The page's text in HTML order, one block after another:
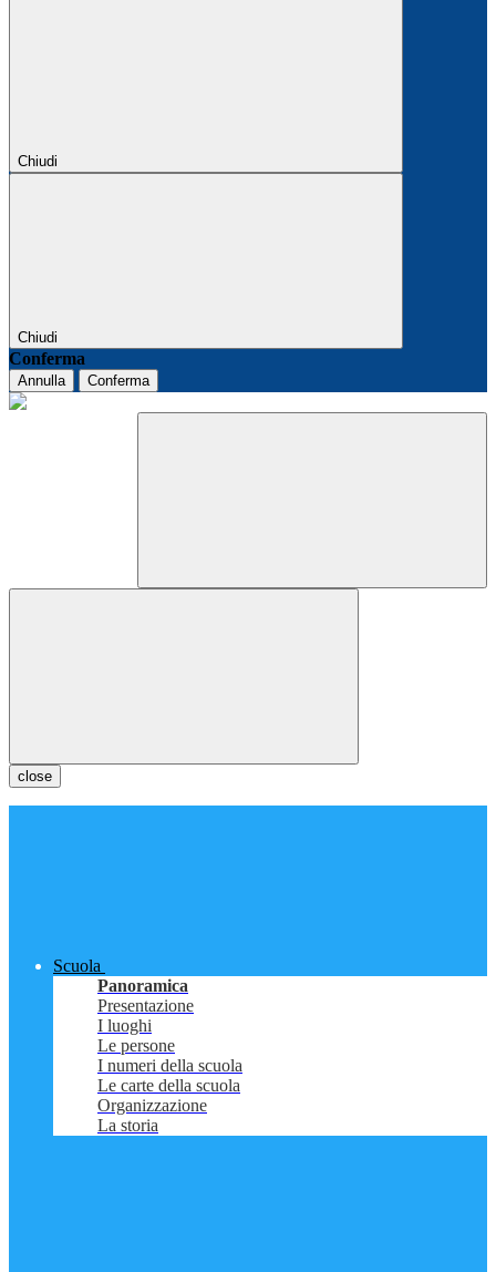
Chiudi
Chiudi
Conferma
Annulla Conferma
close
Scuola
Panoramica
Presentazione
I luoghi
Le persone
I numeri della scuola
Le carte della scuola
Organizzazione
La storia